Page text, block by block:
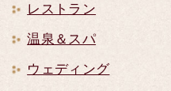
レストラン
温泉＆スパ
ウェディング